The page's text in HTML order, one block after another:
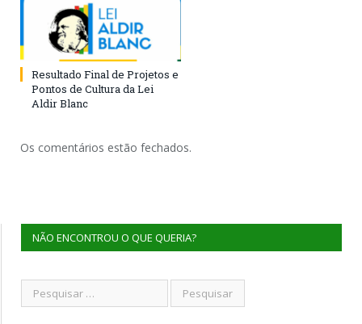
Resultado Final de Projetos e
Pontos de Cultura da Lei
Aldir Blanc
Os comentários estão fechados.
NÃO ENCONTROU O QUE QUERIA?